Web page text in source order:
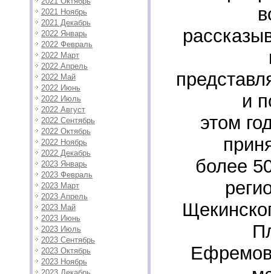
2021 Ноябрь
2021 Декабрь
2022 Январь
2022 Февраль
2022 Март
2022 Апрель
2022 Май
2022 Июнь
2022 Июль
2022 Август
2022 Сентябрь
2022 Октябрь
2022 Ноябрь
2022 Декабрь
2023 Январь
2023 Февраль
2023 Март
2023 Апрель
2023 Май
2023 Июнь
2023 Июль
2023 Сентябрь
2023 Октябрь
2023 Ноябрь
и
этом
более